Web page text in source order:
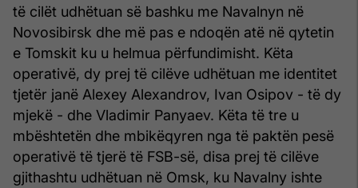
të cilët udhëtuan së bashku me Navalnyn në
Novosibirsk dhe më pas e ndoqën atë në qytetin
e Tomskit ku u helmua përfundimisht. Këta
operativë, dy prej të cilëve udhëtuan me identitet
tjetër janë Alexey Alexandrov, Ivan Osipov - të dy
mjekë - dhe Vladimir Panyaev. Këta të tre u
mbështetën dhe mbikëqyren nga të paktën pesë
operativë të tjerë të FSB-së, disa prej të cilëve
gjithashtu udhëtuan në Omsk, ku Navalny ishte